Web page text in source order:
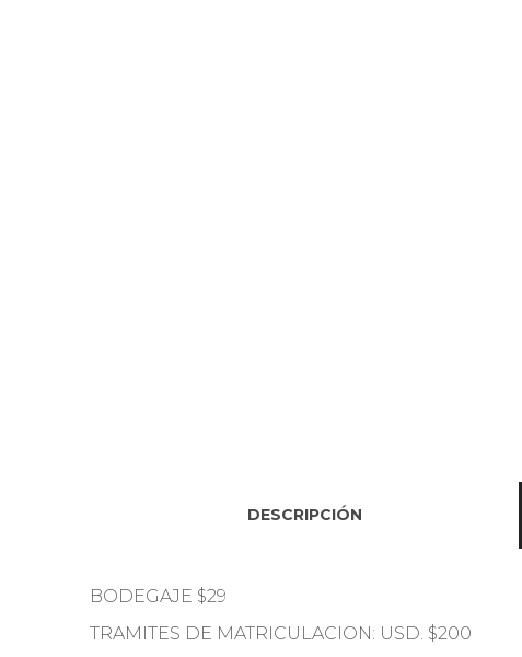
DESCRIPCIÓN
BODEGAJE $29
TRAMITES DE MATRICULACION: USD. $200